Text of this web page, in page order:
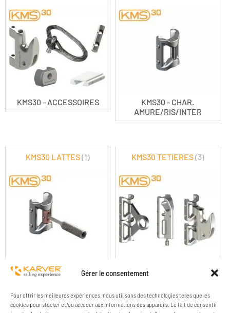
Gérer le consentement
Pour offrir les meilleures expériences, nous utilisons des technologies telles que les
cookies pour stocker et/ou accéder aux informations des appareils. Le fait de consentir
KMS30 - ACCESSOIRES
KMS30 - CHAR.
AMURE/RIS/INTER
KMS30 - CHARIOT DE LATTE
KMS30 LATTES(1)
KMS30 - CHARIOT TETIERE
KMS30 TETIERES(3)